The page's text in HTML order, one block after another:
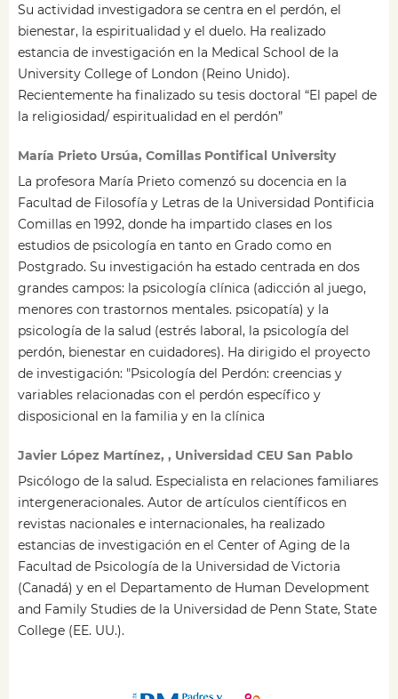
Su actividad investigadora se centra en el perdón, el
bienestar, la espiritualidad y el duelo. Ha realizado
estancia de investigación en la Medical School de la
University College of London (Reino Unido).
Recientemente ha finalizado su tesis doctoral “El papel de
la religiosidad/ espiritualidad en el perdón”
María Prieto Ursúa, Comillas Pontifical University
La profesora María Prieto comenzó su docencia en la
Facultad de Filosofía y Letras de la Universidad Pontificia
Comillas en 1992, donde ha impartido clases en los
estudios de psicología en tanto en Grado como en
Postgrado. Su investigación ha estado centrada en dos
grandes campos: la psicología clínica (adicción al juego,
menores con trastornos mentales. psicopatía) y la
psicología de la salud (estrés laboral, la psicología del
perdón, bienestar en cuidadores). Ha dirigido el proyecto
de investigación: "Psicología del Perdón: creencias y
variables relacionadas con el perdón específico y
disposicional en la familia y en la clínica
Javier López Martínez, , Universidad CEU San Pablo
Psicólogo de la salud. Especialista en relaciones familiares
intergeneracionales. Autor de artículos científicos en
revistas nacionales e internacionales, ha realizado
estancias de investigación en el Center of Aging de la
Facultad de Psicología de la Universidad de Victoria
(Canadá) y en el Departamento de Human Development
and Family Studies de la Universidad de Penn State, State
College (EE. UU.).